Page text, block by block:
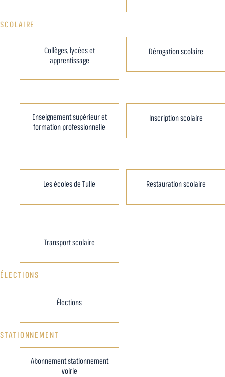
SCOLAIRE
Collèges, lycées et
apprentissage
Dérogation scolaire
Enseignement supérieur et
formation professionnelle
Inscription scolaire
Les écoles de Tulle Restauration scolaire
Transport scolaire
ÉLECTIONS
Élections
STATIONNEMENT
Abonnement stationnement
voirie